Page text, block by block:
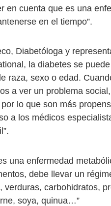
en cuenta que es una
en el tiempo”.
Diabetóloga y
la diabetes se puede
raza, sexo o edad.
a ver un problema
lo que son más
a los médicos
una enfermedad
debe llevar un
verduras, carbohidratos,
soya, quinua…”